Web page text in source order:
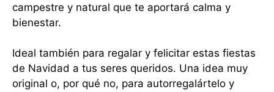
campestre y natural que te aportará calma y
bienestar.
Ideal también para regalar y felicitar estas fiestas
de Navidad a tus seres queridos. Una idea muy
original o, por qué no, para autorregalártelo y